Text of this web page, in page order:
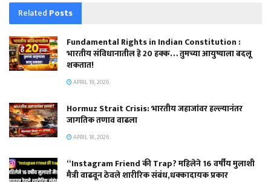
Related Posts
Fundamental Rights in Indian Constitution :
भारतीय संविधानातील हे 20 हक्क… तुमच्या आयुष्याला बदलू
शकतात!
APRIL 19, 2026
Hormuz Strait Crisis: भारतीय जहाजांवर हल्ल्यानंतर
जागतिक तणाव वाढला
APRIL 18, 2026
“Instagram Friend की Trap? महिलेने 16 वर्षीय मुलाशी
मैत्री वाढवून ठेवले शारीरिक संबंध,धक्कादायक प्रकार